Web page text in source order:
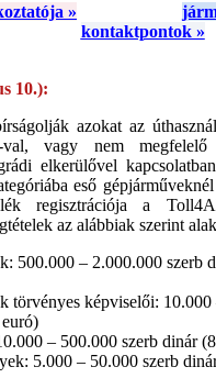
»
kontaktpontok »
10.):
azokat az
val, vagy nem
elkerülővel
eső
regisztrációja a
az alábbiak szerint
– 2.000.000 szerb
képviselői: 10.000
– 500.000 szerb dinár
5.000 – 50.000 szerb